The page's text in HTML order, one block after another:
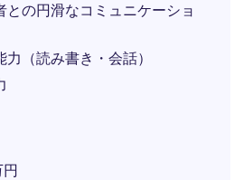
との円滑なコミュニケーショ
（読み書き・会話）